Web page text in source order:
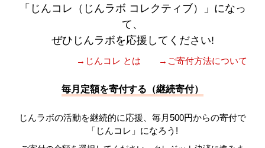
「じんコレ（じんラボ コレクティブ）」になっ
て、
ぜひじんラボを応援してください!
→じんコレ とは →ご寄付方法について
毎月定額を寄付する（継続寄付）
じんラボの活動を継続的に応援、毎月500円からの寄付で
「じんコレ」になろう!